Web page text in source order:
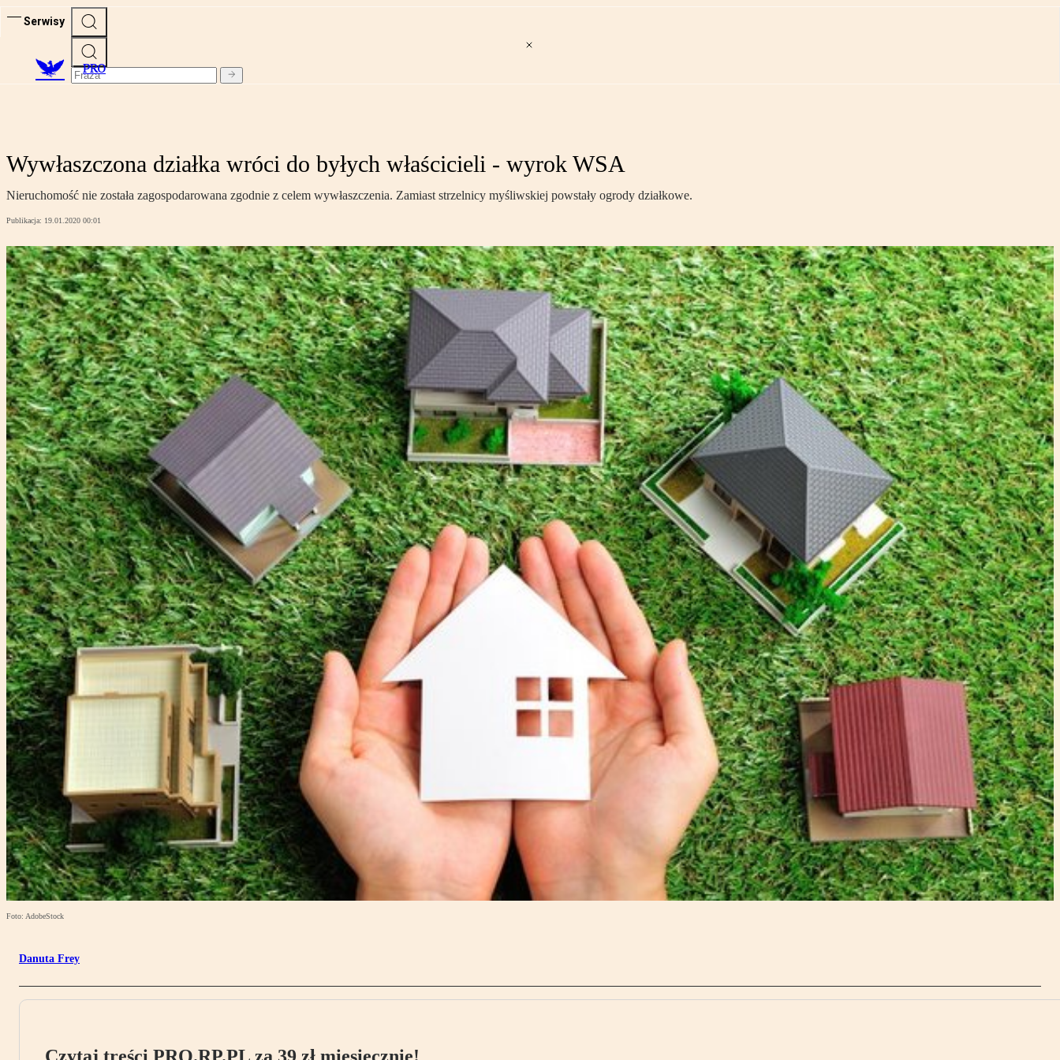
Serwisy
PRO
Wywłaszczona działka wróci do byłych właścicieli - wyrok WSA
Nieruchomość nie została zagospodarowana zgodnie z celem wywłaszczenia. Zamiast strzelnicy myśliwskiej powstały ogrody działkowe.
Publikacja: 19.01.2020 00:01
Foto: AdobeStock
Danuta Frey